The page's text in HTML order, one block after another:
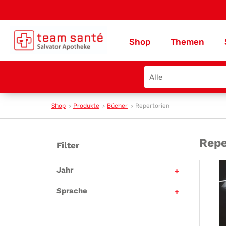
Shop Themen
Search
type
Shop Produkte Bücher Repertorien
Filter
Jahr
Sprache